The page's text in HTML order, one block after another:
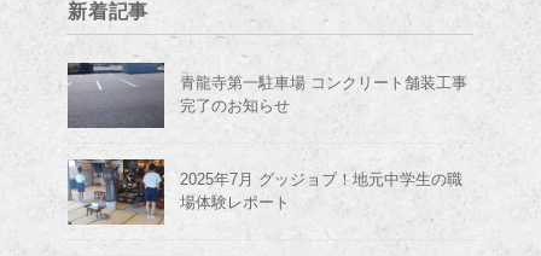
新着記事
青龍寺第一駐車場 コンクリート舗装工事
完了のお知らせ
2025年7月 グッジョブ！地元中学生の職
場体験レポート